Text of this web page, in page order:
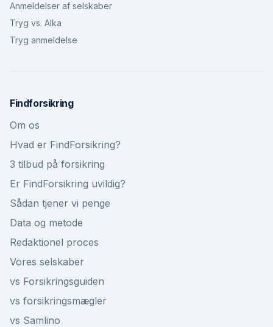
Anmeldelser af selskaber
Tryg vs. Alka
Tryg anmeldelse
Findforsikring
Om os
Hvad er FindForsikring?
3 tilbud på forsikring
Er FindForsikring uvildig?
Sådan tjener vi penge
Data og metode
Redaktionel proces
Vores selskaber
vs Forsikringsguiden
vs forsikringsmægler
vs Samlino